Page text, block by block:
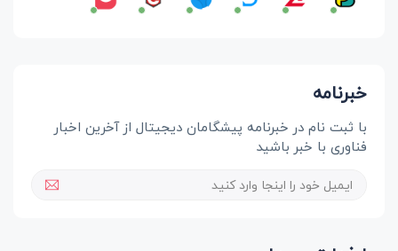
خبرنامه
با ثبت نام در خبرنامه پیشگامان دیجیتال از آخرین اخبار
فناوری با خبر باشید